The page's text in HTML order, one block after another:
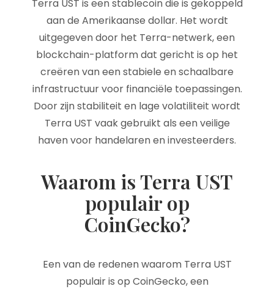
Terra UST is een stablecoin die is gekoppeld
aan de Amerikaanse dollar. Het wordt
uitgegeven door het Terra-netwerk, een
blockchain-platform dat gericht is op het
creëren van een stabiele en schaalbare
infrastructuur voor financiële toepassingen.
Door zijn stabiliteit en lage volatiliteit wordt
Terra UST vaak gebruikt als een veilige
haven voor handelaren en investeerders.
Waarom is Terra UST
populair op
CoinGecko?
Een van de redenen waarom Terra UST
populair is op CoinGecko, een